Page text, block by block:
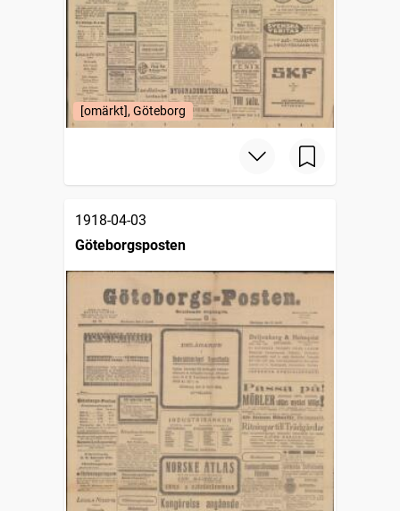
[omärkt], Göteborg
1918-04-03
Göteborgsposten